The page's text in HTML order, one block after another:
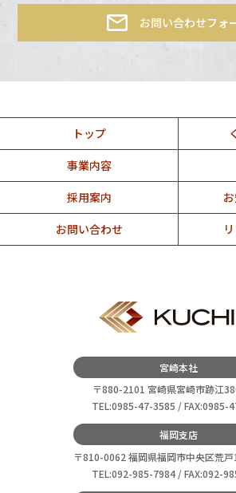
お問い合わせフォ
トップ
事業内容
採用案内
お問い合わせ
宮崎本社
〒880-2101 宮崎県宮崎市跡江
TEL:0985-47-3585 / FAX:0985-
福岡支店
〒810-0062 福岡県福岡市中央区荒
TEL:092-985-7984 / FAX:092-